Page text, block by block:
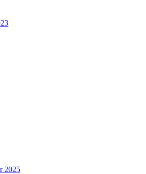
2025